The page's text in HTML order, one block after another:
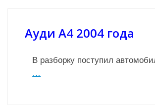
Ауди А4 2004 года
В разборку поступил
…